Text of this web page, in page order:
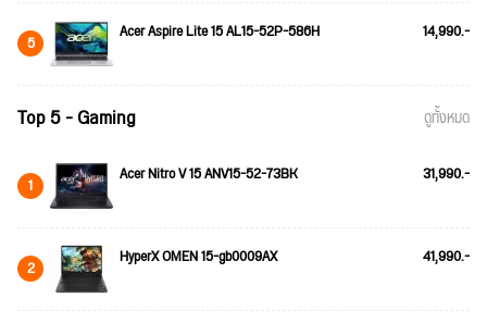
5 Acer Aspire Lite 15 AL15-52P-586H 14,990.-
Top 5 - Gaming ดูทั้งหมด
1 Acer Nitro V 15 ANV15-52-73BK 31,990.-
2 HyperX OMEN 15-gb0009AX 41,990.-